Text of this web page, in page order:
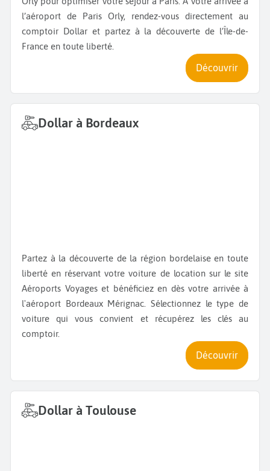
l’aéroport de Paris Orly, rendez-vous directement au
comptoir Dollar et partez à la découverte de l’Île-de-
France en toute liberté.
Découvrir
Dollar à Bordeaux
Partez à la découverte de la région bordelaise en toute
liberté en réservant votre voiture de location sur le site
Aéroports Voyages et bénéficiez en dès votre arrivée à
l'aéroport Bordeaux Mérignac. Sélectionnez le type de
voiture qui vous convient et récupérez les clés au
comptoir.
Découvrir
Dollar à Toulouse